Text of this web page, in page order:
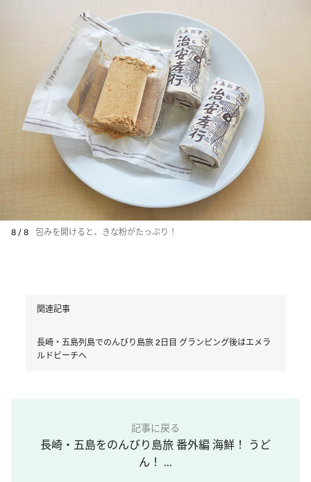
8 / 8 包みを開けると、きな粉がたっぷり！
関連記事
長崎・五島列島でのんびり島旅 2日目 グランピング後はエメラ
ルドビーチへ
記事に戻る
長崎・五島をのんびり島旅 番外編 海鮮！ うど
ん！ ...